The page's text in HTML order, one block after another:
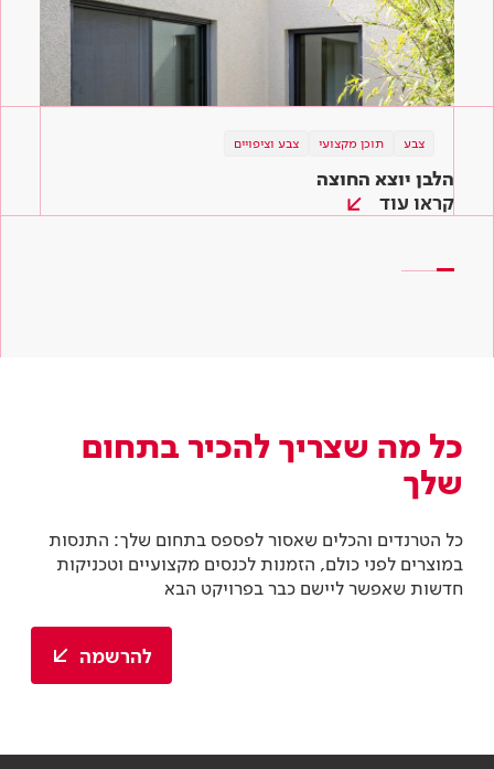
צבע תוכן מקצועי צבע וציפויים
הלבן יוצא החוצה
קראו עוד
צבע צבע וציפויים
הכי חשוב לגוון! מניפת הצבעים לשירותכם
קראו עוד
טיפים והשראה צבע וציפויים
שלבים
כל מה שצריך להכיר בתחום
שלך
כל הטרנדים והכלים שאסור לפספס בתחום שלך: התנסות
במוצרים לפני כולם, הזמנות לכנסים מקצועיים וטכניקות
חדשות שאפשר ליישם כבר בפרויקט הבא
להרשמה